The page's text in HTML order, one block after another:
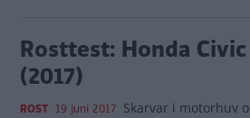
Rosttest: Honda Civic
(2017)
ROST 19 juni 2017 Skarvar i motorhuv